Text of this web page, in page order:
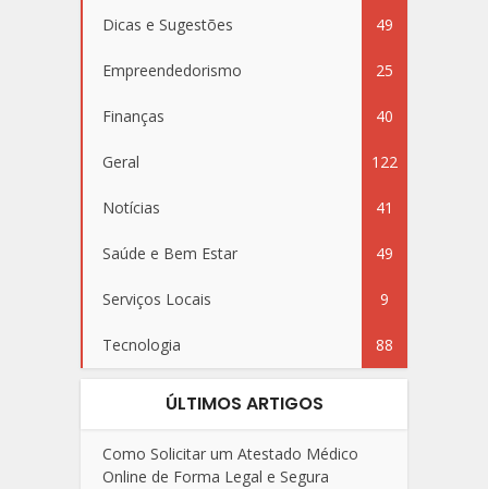
Dicas e Sugestões 49
Empreendedorismo 25
Finanças 40
Geral 122
Notícias 41
Saúde e Bem Estar 49
Serviços Locais 9
Tecnologia 88
ÚLTIMOS ARTIGOS
Como Solicitar um Atestado Médico
Online de Forma Legal e Segura